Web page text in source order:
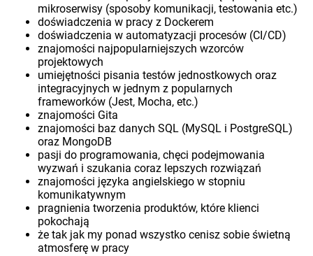
mikroserwisy (sposoby komunikacji, testowania etc.)
doświadczenia w pracy z Dockerem
doświadczenia w automatyzacji procesów (CI/CD)
znajomości najpopularniejszych wzorców
projektowych
umiejętności pisania testów jednostkowych oraz
integracyjnych w jednym z popularnych
frameworków (Jest, Mocha, etc.)
znajomości Gita
znajomości baz danych SQL (MySQL i PostgreSQL)
oraz MongoDB
pasji do programowania, chęci podejmowania
wyzwań i szukania coraz lepszych rozwiązań
znajomości języka angielskiego w stopniu
komunikatywnym
pragnienia tworzenia produktów, które klienci
pokochają
że tak jak my ponad wszystko cenisz sobie świetną
atmosferę w pracy